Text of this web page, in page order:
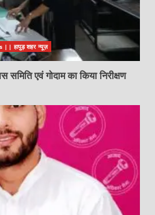
हापुड़ शहर न्यूज़
एवं गोदाम का किया निरीक्षण